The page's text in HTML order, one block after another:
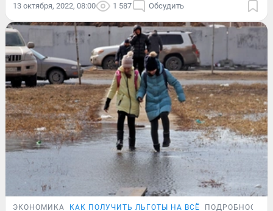
13 октября, 2022, 08:00 1 587 Обсудить
ЭКОНОМИКА КАК ПОЛУЧИТЬ ЛЬГОТЫ НА ВСЁ ПОДРОБНОСТИ